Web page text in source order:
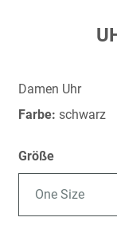
springen
Damen Uhr
Farbe: schwarz
Größe
One Size